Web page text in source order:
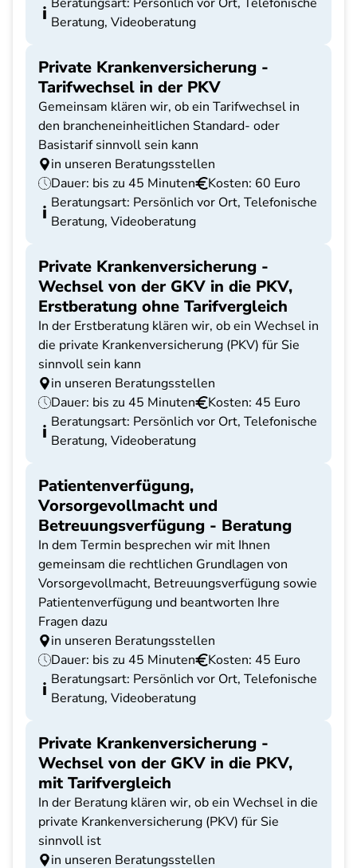
Beratung, Videoberatung
Private Krankenversicherung -
Tarifwechsel in der PKV
Gemeinsam klären wir, ob ein Tarifwechsel in
den brancheneinheitlichen Standard- oder
Basistarif sinnvoll sein kann
in unseren Beratungsstellen
Dauer: bis zu 45 Minuten
Kosten: 60 Euro
Beratungsart: Persönlich vor Ort, Telefonische
Beratung, Videoberatung
Private Krankenversicherung -
Wechsel von der GKV in die PKV,
Erstberatung ohne Tarifvergleich
In der Erstberatung klären wir, ob ein Wechsel in
die private Krankenversicherung (PKV) für Sie
sinnvoll sein kann
in unseren Beratungsstellen
Dauer: bis zu 45 Minuten
Kosten: 45 Euro
Beratungsart: Persönlich vor Ort, Telefonische
Beratung, Videoberatung
Patientenverfügung,
Vorsorgevollmacht und
Betreuungsverfügung - Beratung
In dem Termin besprechen wir mit Ihnen
gemeinsam die rechtlichen Grundlagen von
Vorsorgevollmacht, Betreuungsverfügung sowie
Patientenverfügung und beantworten Ihre
Fragen dazu
in unseren Beratungsstellen
Dauer: bis zu 45 Minuten
Kosten: 45 Euro
Beratungsart: Persönlich vor Ort, Telefonische
Beratung, Videoberatung
Private Krankenversicherung -
Wechsel von der GKV in die PKV,
mit Tarifvergleich
In der Beratung klären wir, ob ein Wechsel in die
private Krankenversicherung (PKV) für Sie
sinnvoll ist
in unseren Beratungsstellen